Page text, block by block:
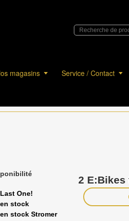
magasins Service / Contact
Last One!
en stock
en stock Stromer
2 E:Bikes